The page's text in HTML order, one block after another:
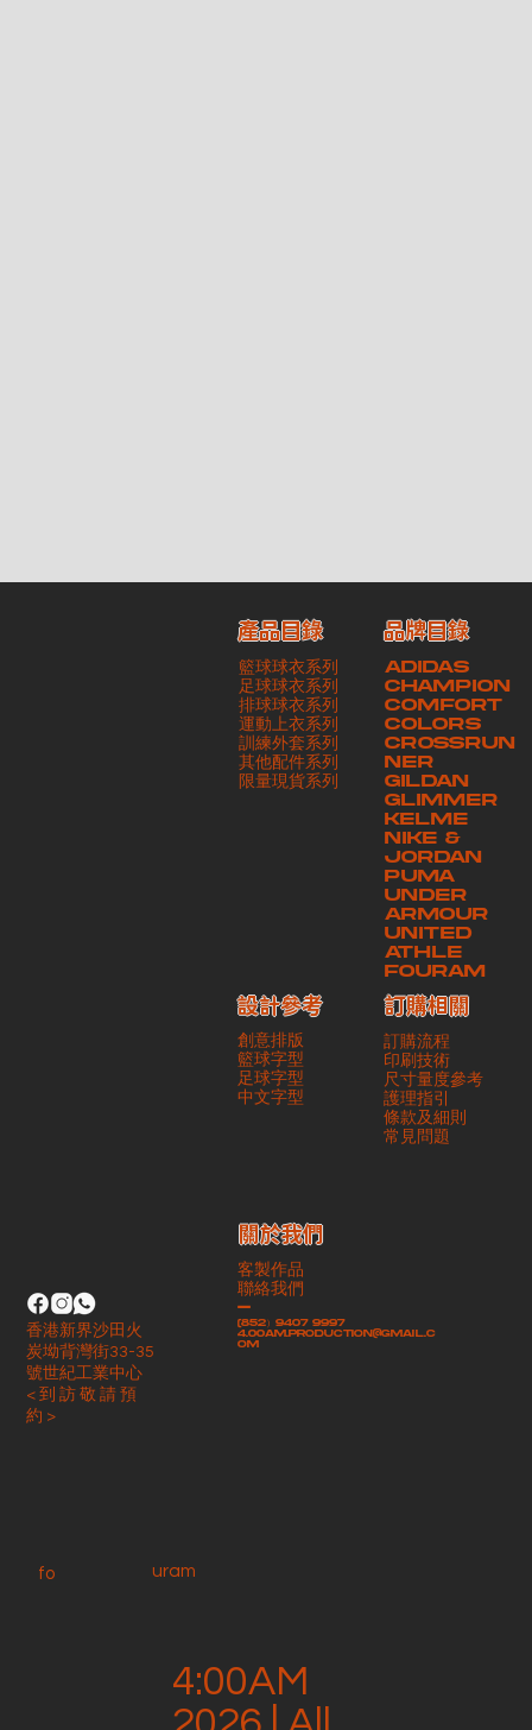
4:00AM
產品目錄
籃球球衣系列
足球球衣系列
排球球衣系列
運動上衣系列
訓練外套系列
其他配件系列
​限量現貨系列
ADIDAS
CHAMPION
COMFORT
COLORS
CROSSRUN
NER
GILDAN
GLIMMER
KELME
NIKE &
JORDAN
PUMA
UNDER
ARMOUR
UNITED
ATHLE
FOURAM
品牌目錄
創意排版
籃球字型
足球字型
​中文字型
設計參考
訂購流程
印刷技術
尺寸量度參考
護理指引
條款及細則
​常見問題
訂購相關
客製作品
聯絡我們
-
(852）9407 9997
4.00am.production@gmail.c
om
​關於我們
香港新界沙田火
炭坳背灣街33-35
號世紀工業中心
< 到 訪 敬 請 預
約 >
fo uram